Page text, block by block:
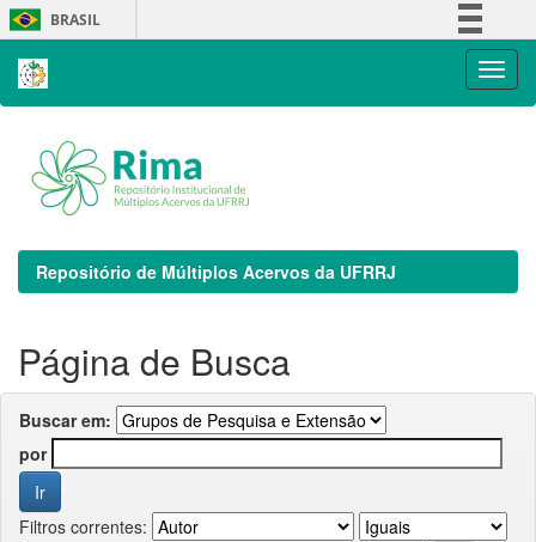
Skip
navigation
BRASIL
Repositório de Múltiplos Acervos da UFRRJ
Página de Busca
Buscar em:
por
Filtros correntes: